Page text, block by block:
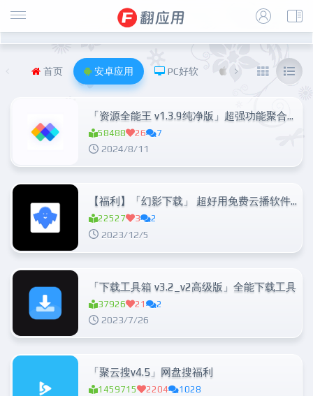
首页 安卓应用 PC好软 iOS 福利
「资源全能王 v1.3.9纯净版」超强功能聚合神器
58488 26 7
2024/8/11
【福利】「幻影下载」 超好用免费云播软件，满带宽下载，磁力链接，ed2k极速云播
22527 3 2
2023/12/5
「下载工具箱 v3.2_v2高级版」全能下载工具
37926 21 2
2023/7/26
「聚云搜v4.5」网盘搜福利
1459715 2204 1028